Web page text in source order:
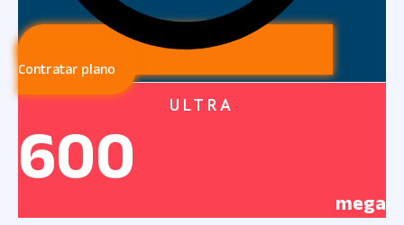
Contratar plano
ULTRA
600 mega